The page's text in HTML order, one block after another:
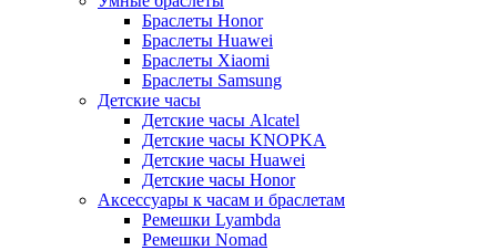
Браслеты Honor
Браслеты Huawei
Браслеты Xiaomi
Браслеты Samsung
Детские часы
Детские часы Alcatel
Детские часы KNOPKA
Детские часы Huawei
Детские часы Honor
Аксессуары к часам и браслетам
Ремешки Lyambda
Ремешки Nomad